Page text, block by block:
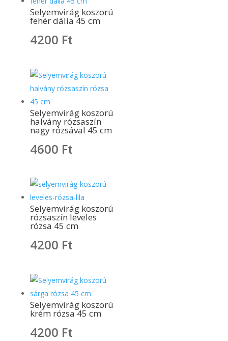
Selyemvirág koszorú
fehér dália 45 cm
4200 Ft
Selyemvirág koszorú
halvány rózsaszín
nagy rózsával 45 cm
4600 Ft
Selyemvirág koszorú
rózsaszín leveles
rózsa 45 cm
4200 Ft
Selyemvirág koszorú
krém rózsa 45 cm
4200 Ft